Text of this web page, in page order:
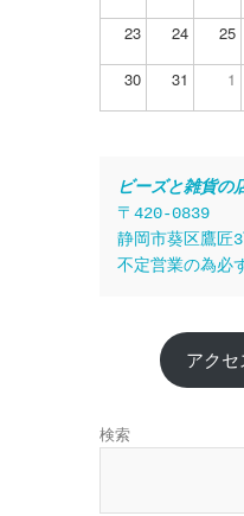
23 24 25
30 31 1
ビーズと雑貨の
〒420-0839
静岡市葵区鷹匠
不定営業の為必
アク
検索